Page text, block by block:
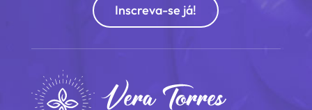
Inscreva-se já!